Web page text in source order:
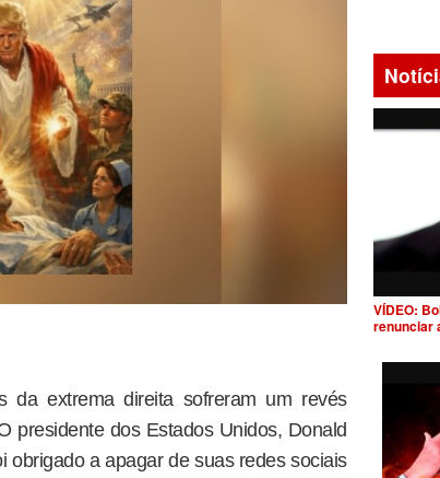
extrema direita sofreram um revés
presidente dos Estados Unidos, Donald
obrigado a apagar de suas redes sociais
VÍDEO:
renunciar